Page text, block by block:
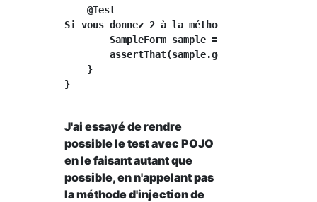
    @Test
Si vous donnez 2 à la méthode préparée par
SampleForm sample =
assertThat(sample.getCalNumber(),
    }
}
J'ai essayé de rendre
possible le test avec POJO
en le faisant autant que
possible, en n'appelant pas
la méthode d'injection de